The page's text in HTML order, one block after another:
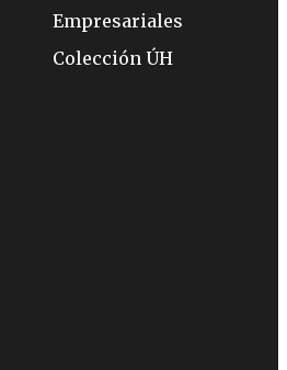
Empresariales
Colección ÚH